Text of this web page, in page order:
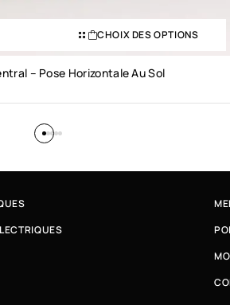
CHOIX DES OPTIONS
– Pose Horizontale Au Sol